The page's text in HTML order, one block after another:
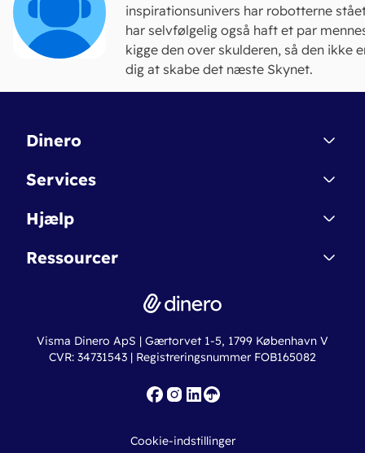
inspirationsunivers har robotterne
har selvfølgelig også haft et par
kigge den over skulderen, så den ikke
dig at skabe det næste Skynet.
Dinero
Kontakt
Betingelser & Sikkerhed
Services
Dinero Starter
Dinero Pro
Erhvervslån
Fakturaskabeloner
Hjælp
Online regnskabskurser
Ressourcer
Ny virksomhed
Iværksætterlegat
Visma Dinero ApS | Gærtorvet 1-5, 1799 København V
CVR: 34731543 | Registreringsnummer FOB165082
Cookie-indstillinger